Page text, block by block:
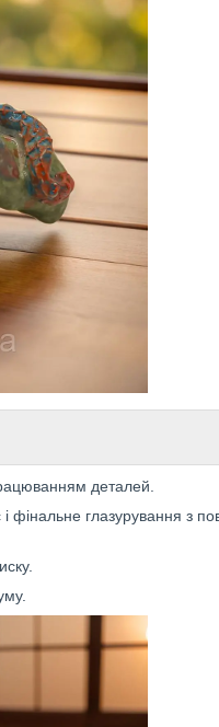
деталей.
фінальне глазурування з